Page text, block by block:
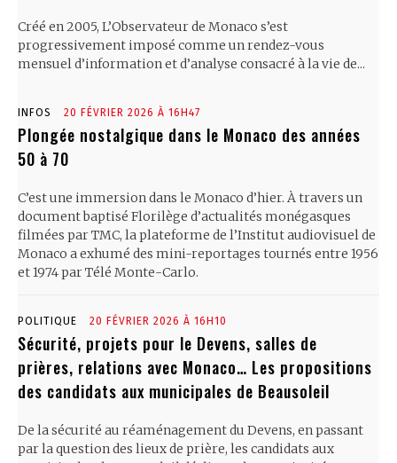
Créé en 2005, L’Observateur de Monaco s’est
progressivement imposé comme un rendez-vous
mensuel d’information et d’analyse consacré à la vie de...
INFOS 20 FÉVRIER 2026 À 16H47
Plongée nostalgique dans le Monaco des années
50 à 70
C’est une immersion dans le Monaco d’hier. À travers un
document baptisé Florilège d’actualités monégasques
filmées par TMC, la plateforme de l’Institut audiovisuel de
Monaco a exhumé des mini-reportages tournés entre 1956
et 1974 par Télé Monte-Carlo.
POLITIQUE 20 FÉVRIER 2026 À 16H10
Sécurité, projets pour le Devens, salles de
prières, relations avec Monaco… Les propositions
des candidats aux municipales de Beausoleil
De la sécurité au réaménagement du Devens, en passant
par la question des lieux de prière, les candidats aux